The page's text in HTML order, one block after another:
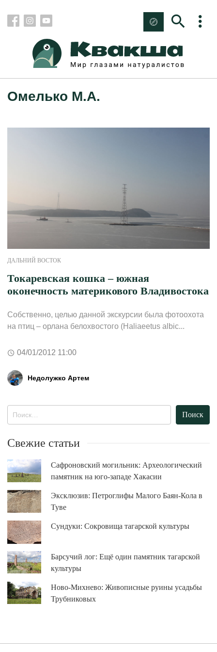
Омелько М.А.
ДАЛЬНИЙ ВОСТОК
Токаревская кошка – южная
оконечность материкового Владивостока
Собственно, целью данной экскурсии была фотоохота
на птиц – орлана белохвостого (Haliaeetus albic...
04/01/2012 11:00
Недолужко Артем
Свежие статьи
Сафроновский могильник: Археологический
памятник на юго-западе Хакасии
Эксклюзив: Петроглифы Малого Баян-Кола в
Туве
Сундуки: Сокровища тагарской культуры
Барсучий лог: Ещё один памятник тагарской
культуры
Ново-Михнево: Живописные руины усадьбы
Трубниковых